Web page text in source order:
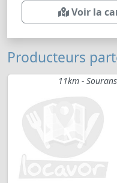
Voir la
Producteurs
11km - Sourans